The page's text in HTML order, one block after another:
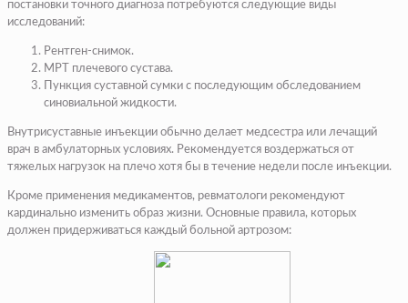
постановки точного диагноза потребуются следующие виды
исследований:
Рентген-снимок.
МРТ плечевого сустава.
Пункция суставной сумки с последующим обследованием
синовиальной жидкости.
Внутрисуставные инъекции обычно делает медсестра или лечащий
врач в амбулаторных условиях. Рекомендуется воздержаться от
тяжелых нагрузок на плечо хотя бы в течение недели после инъекции.
Кроме применения медикаментов, ревматологи рекомендуют
кардинально изменить образ жизни. Основные правила, которых
должен придерживаться каждый больной артрозом: